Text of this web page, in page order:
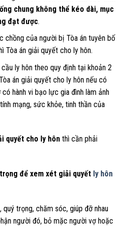
chung không thể kéo dài, mục
đạt được.
chồng của người bị Tòa án tuyên bố
Tòa án giải quyết cho ly hôn.
ly hôn theo quy định tại khoản 2
án giải quyết cho ly hôn nếu có
hành vi bạo lực gia đình làm ảnh
mạng, sức khỏe, tinh thần của
quyết cho ly hôn thì cần phải
để xem xét giải quyết ly hôn
trọng, chăm sóc, giúp đỡ nhau
người đó, bỏ mặc người vợ hoặc